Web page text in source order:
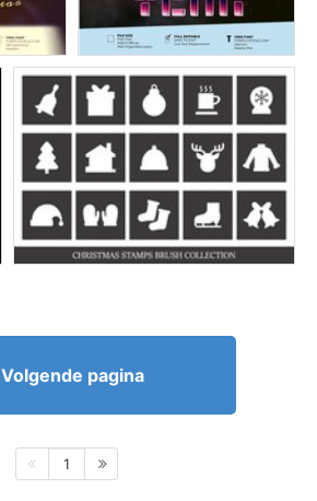
Volgende pagina
1